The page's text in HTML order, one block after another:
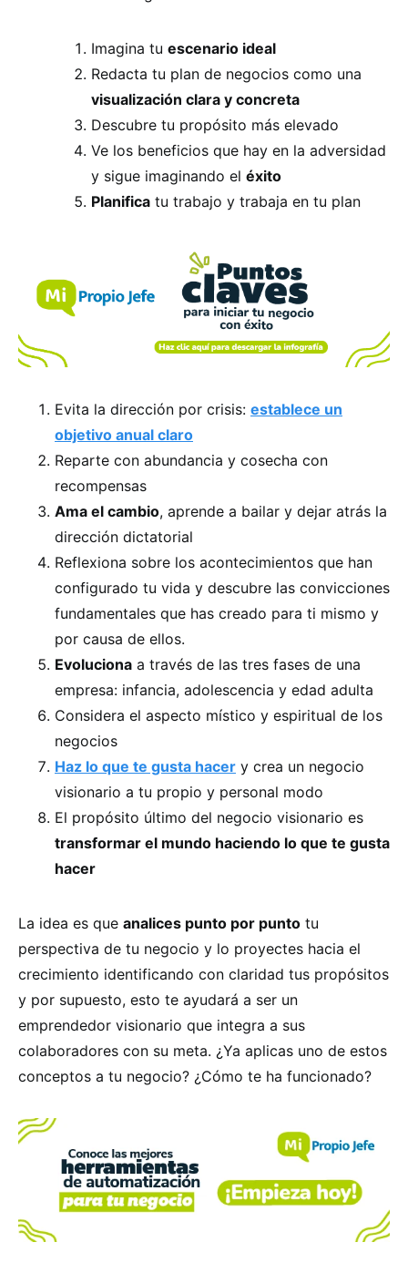
Imagina tu escenario ideal
Redacta tu plan de negocios como una
visualización clara y concreta
Descubre tu propósito más elevado
Ve los beneficios que hay en la adversidad
y sigue imaginando el éxito
Planifica tu trabajo y trabaja en tu plan
Evita la dirección por crisis: establece un
objetivo anual claro
Reparte con abundancia y cosecha con
recompensas
Ama el cambio, aprende a bailar y dejar atrás la
dirección dictatorial
Reflexiona sobre los acontecimientos que han
configurado tu vida y descubre las convicciones
fundamentales que has creado para ti mismo y
por causa de ellos.
Evoluciona a través de las tres fases de una
empresa: infancia, adolescencia y edad adulta
Considera el aspecto místico y espiritual de los
negocios
Haz lo que te gusta hacer y crea un negocio
visionario a tu propio y personal modo
El propósito último del negocio visionario es
transformar el mundo haciendo lo que te gusta
hacer
La idea es que analices punto por punto tu
perspectiva de tu negocio y lo proyectes hacia el
crecimiento identificando con claridad tus propósitos
y por supuesto, esto te ayudará a ser un
emprendedor visionario que integra a sus
colaboradores con su meta. ¿Ya aplicas uno de estos
conceptos a tu negocio? ¿Cómo te ha funcionado?